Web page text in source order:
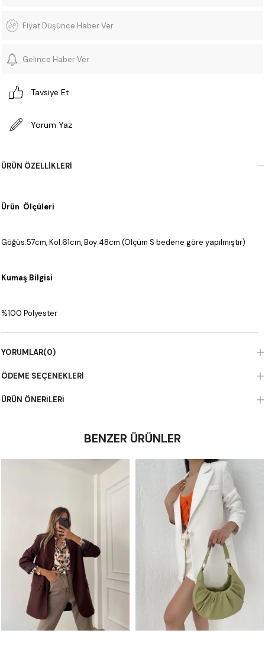
Fiyat Düşünce Haber Ver
Gelince Haber Ver
Tavsiye Et
Yorum Yaz
ÜRÜN ÖZELLIKLERI
Ürün Ölçüleri
Göğüs:57cm, Kol:61cm, Boy:48cm (Ölçüm S bedene göre yapılmıştır)
Kumaş Bilgisi
%100 Polyester
YORUMLAR(0)
ÖDEME SEÇENEKLERI
ÜRÜN ÖNERILERI
BENZER ÜRÜNLER